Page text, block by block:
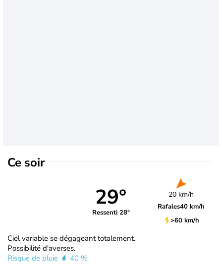
Ce soir
29°
Ressenti 28°
20 km/h
Rafales40 km/h
>60 km/h
Ciel variable se dégageant totalement.
Possibilité d'averses.
Risque de pluie
40 %